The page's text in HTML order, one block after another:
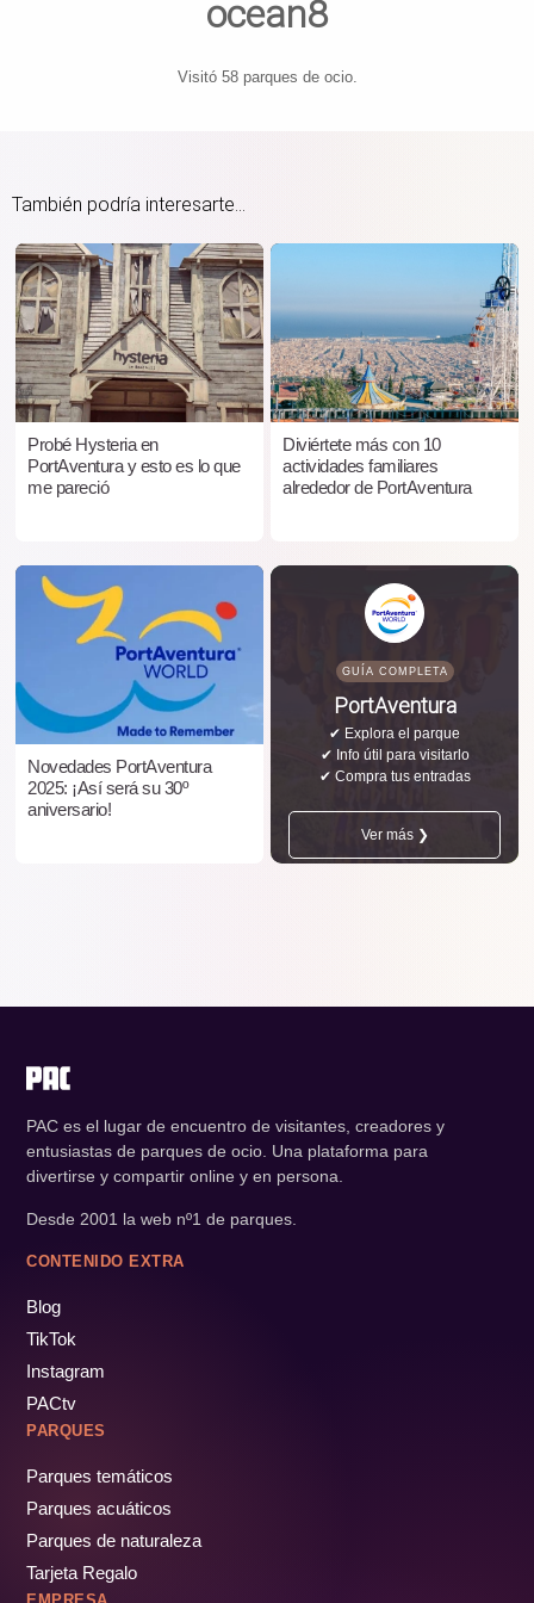
ocean8
Visitó 58 parques de ocio.
También podría interesarte...
Probé Hysteria en
PortAventura y esto es lo que
me pareció
Diviértete más con 10
actividades familiares
alrededor de PortAventura
Novedades PortAventura
2025: ¡Así será su 30º
aniversario!
GUÍA COMPLETA
PortAventura
✔ Explora el parque
✔ Info útil para visitarlo
✔ Compra tus entradas
Ver más ❯
PAC es el lugar de encuentro de visitantes, creadores y
entusiastas de parques de ocio. Una plataforma para
divertirse y compartir online y en persona.
Desde 2001 la web nº1 de parques.
CONTENIDO EXTRA
Blog
TikTok
Instagram
PACtv
PARQUES
Parques temáticos
Parques acuáticos
Parques de naturaleza
Tarjeta Regalo